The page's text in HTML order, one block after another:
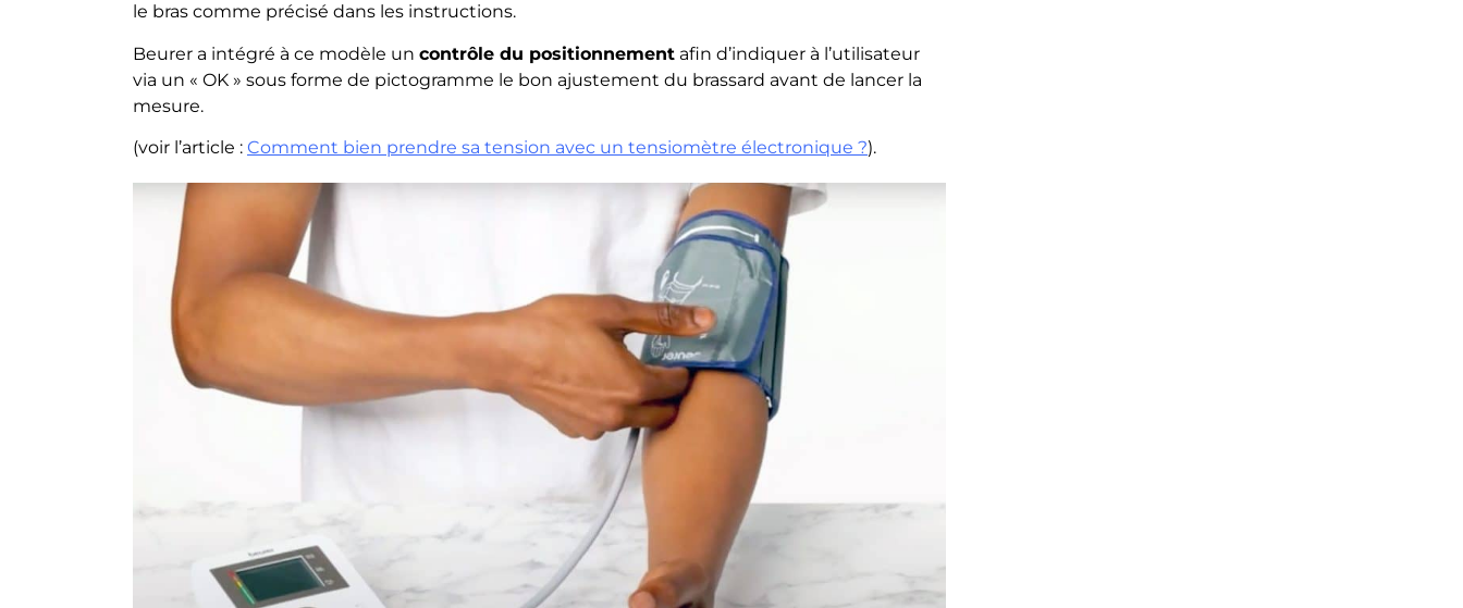
le bras comme précisé dans les instructions.
Beurer a intégré à ce modèle un contrôle du positionnement afin d’indiquer à l’utilisateur
via un « OK » sous forme de pictogramme le bon ajustement du brassard avant de lancer la
mesure.
(voir l’article : Comment bien prendre sa tension avec un tensiomètre électronique ?).